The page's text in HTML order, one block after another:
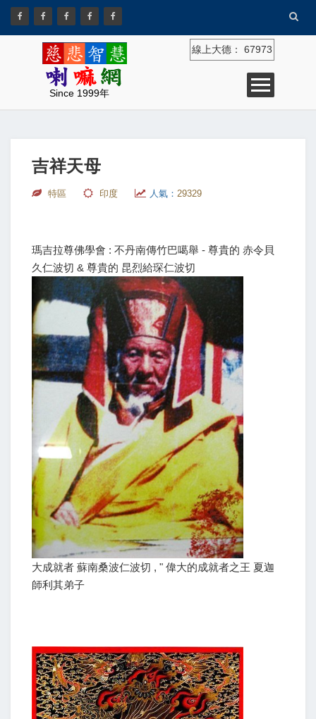
Since 1999年
線上大德： 67973
吉祥天母
特區 印度 人氣： 29329
瑪吉拉尊佛學會 : 不丹南傳竹巴噶舉 - 尊貴的 赤令貝
久仁波切 & 尊貴的 昆烈給琛仁波切
大成就者 蘇南桑波仁波切 , " 偉大的成就者之王 夏迦
師利其弟子